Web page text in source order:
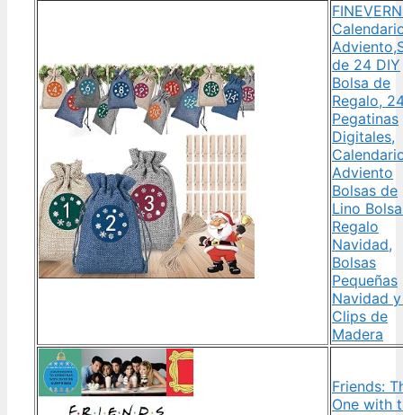
de 24 DIY
Bolsa de
Regalo,
Pegatinas
Digitales,
Adviento
Bolsas de
Lino
Regalo
Navidad,
Bolsas
Pequeñas
Navidad
Clips de
Madera
Friends:
One with